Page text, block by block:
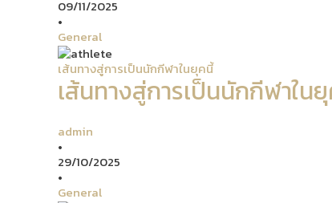
09/11/2025
•
General
เส้นทางสู่การเป็นนักกีฬาในยุคนี้
เส้นทางสู่การเป็นนักกีฬาใน
admin
•
29/10/2025
•
General